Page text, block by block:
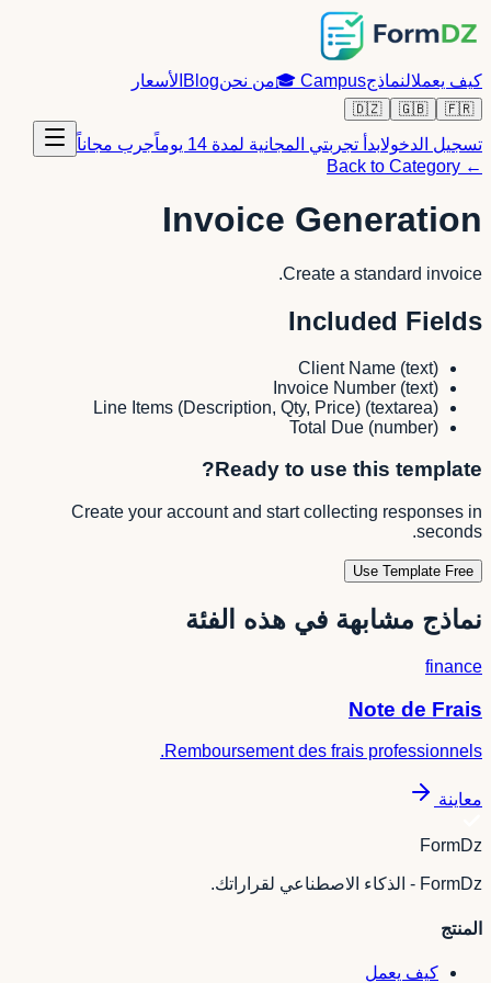
كيف يعملالنماذجCampus
🎓من نحنBlog الأسعار
🇫🇷
🇬🇧
🇩🇿
تسجيل الدخولابدأ تجربتي المجانية لمدة 14 يوماً
جرب مجاناً
← Back to Category
Invoice Generation
Create a standard invoice.
Included Fields
Client Name (text)
Invoice Number (text)
Line Items (Description, Qty, Price) (textarea)
Total Due (number)
Ready to use this template?
Create your account and start collecting responses in
seconds.
Use Template Free
نماذج مشابهة في هذه الفئة
finance
Note de Frais
Remboursement des frais professionnels.
معاينة
FormDz
FormDz - الذكاء الاصطناعي لقراراتك.
المنتج
كيف يعمل